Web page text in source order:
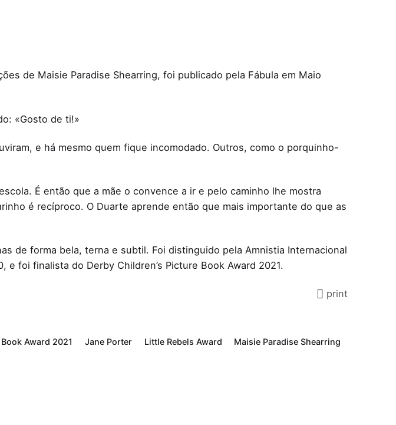
de Maisie Paradise Shearring, foi publicado pela Fábula em Maio
«Gosto de ti!»
e há mesmo quem fique incomodado. Outros, como o porquinho-
É então que a mãe o convence a ir e pelo caminho lhe mostra
é recíproco. O Duarte aprende então que mais importante do que as
de forma bela, terna e subtil. Foi distinguido pela Amnistia Internacional
foi finalista do Derby Children’s Picture Book Award 2021.
print
Award 2021 Jane Porter Little Rebels Award
Maisie Paradise Shearring